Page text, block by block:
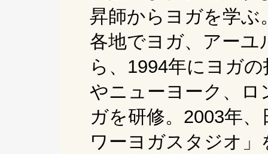
昇師からヨガを学ぶ
各地でヨガ、アーユ
ら、1994年にヨガ
やニューヨーク、ロ
ガを研修。2003年
ワーヨガスタジオ